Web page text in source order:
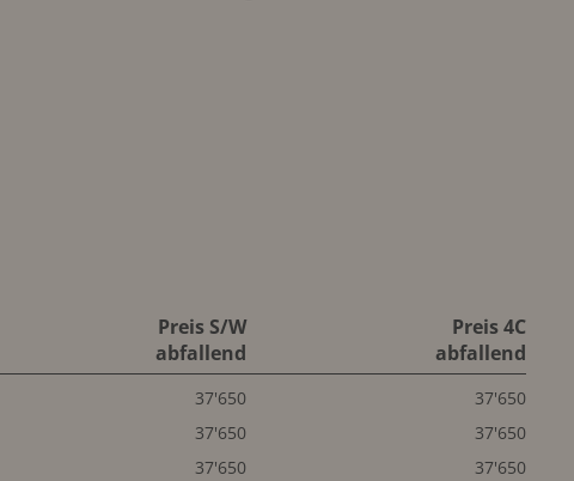
Preis S/W
abfallend
Preis 4C
abfallend
37'650
37'650
37'650
37'650
37'650
37'650